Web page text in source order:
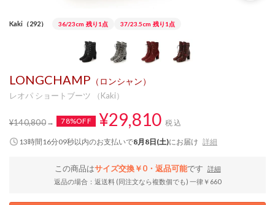
Kaki（292） 36/23cm 残り1点 37/23.5cm 残り1点
LONGCHAMP （ロンシャン）
レオパ ショートブーツ （Kaki）
¥140,800 78%OFF ¥29,810 税込
13時間16分09秒以内のお支払いで8月8日(土)にお届け 詳細
この商品はサイズ交換￥0・返品可能です
詳細
返品の場合：返送料 (同注文なら複数個でも) 一律￥660